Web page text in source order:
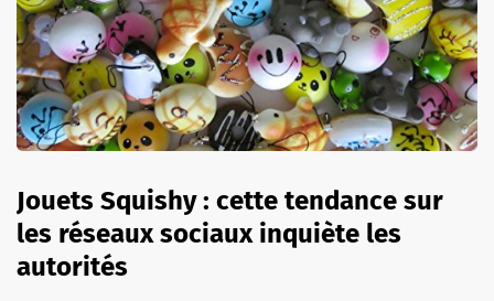
Jouets Squishy : cette tendance sur
les réseaux sociaux inquiète les
autorités